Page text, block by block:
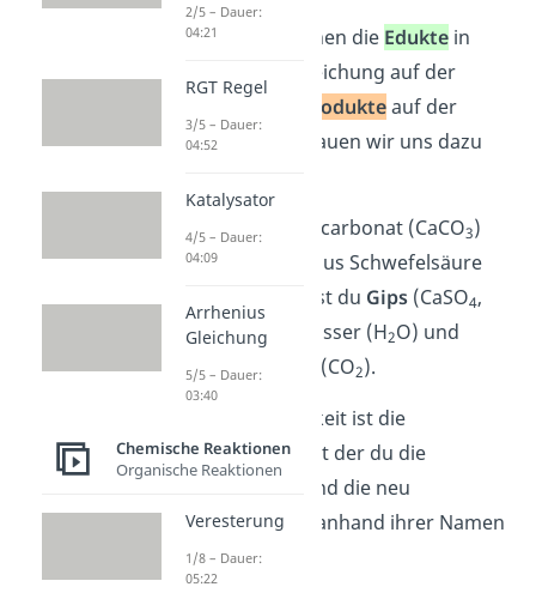
Wie du siehst, stehen die Edukte in
einer Reaktionsgleichung auf der
linken Seite, die
Produkteauf der
rechten Seite.
Schauen wir uns dazu
Mischt du Calciumcarbonat (CaCO3)
mit einer Lösung aus Schwefelsäure
4 ), so erhältst du Gips (CaSO4,
Calciumsulfat), Wasser (H2O) und
Kohlenstoffdioxid (CO2).
Die erste Möglichkeit ist die
Wortgleichung, mit der du die
Ausgangsstoffe und die neu
gebildeten Stoffe anhand ihrer Namen
angibst:
2/5 – Dauer:
04:21
RGT Regel
3/5 – Dauer:
04:52
Katalysator
4/5 – Dauer:
04:09
Arrhenius
Gleichung
5/5 – Dauer:
03:40
Chemische Reaktionen
Organische Reaktionen
Veresterung
1/8 – Dauer:
05:22